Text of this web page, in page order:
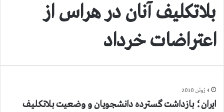
بلاتکلیف آنان در هراس از
اعتراضات خرداد
4 ژوئن 2010
ایران؛ بازداشت گسترده دانشجویان و وضعیت بلاتکلیف